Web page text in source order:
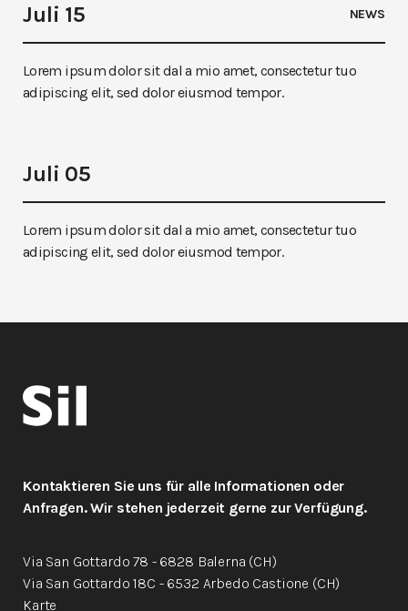
Juli 15 NEWS
Lorem ipsum dolor sit dal a mio amet, consectetur tuo
adipiscing elit, sed dolor eiusmod tempor.
Juli 05
Lorem ipsum dolor sit dal a mio amet, consectetur tuo
adipiscing elit, sed dolor eiusmod tempor.
Kontaktieren Sie uns für alle Informationen oder
Anfragen. Wir stehen jederzeit gerne zur Verfügung.
Via San Gottardo 78 - 6828 Balerna (CH)
Via San Gottardo 18C - 6532 Arbedo Castione (CH)
Karte